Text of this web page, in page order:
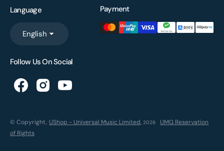
Language
English
Payment
Follow Us On Social
© Copyright, UShop - Universal Music Limited, 2026
UMG Reservation
of Rights